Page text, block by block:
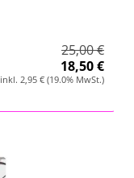
25,00 €
18,50 €
inkl. 2,95 € (19.0% MwSt.)